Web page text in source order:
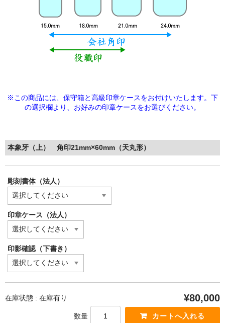
※この商品には、保守箱と高級印章ケースをお付けいたします。下
の選択欄より、 お好みの印章ケースをお選びください。
本象牙（上） 角印21mm×60mm（天丸形）
彫刻書体（法人）
印章ケース（法人）
印影確認（下書き）
在庫状態 : 在庫有り ¥80,000
数量